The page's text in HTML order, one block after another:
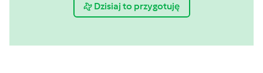
Dzisiaj to przygotuję